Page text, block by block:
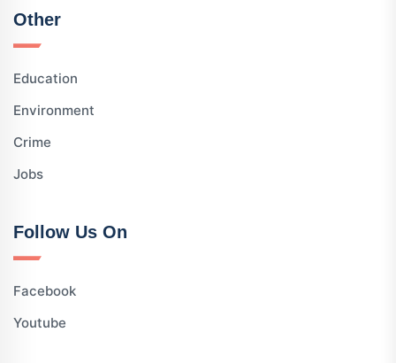
Other
Education
Environment
Crime
Jobs
Follow Us On
Facebook
Youtube